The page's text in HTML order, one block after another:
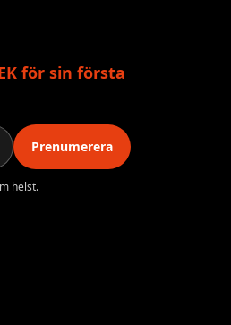
för sin första
Prenumerera
helst.